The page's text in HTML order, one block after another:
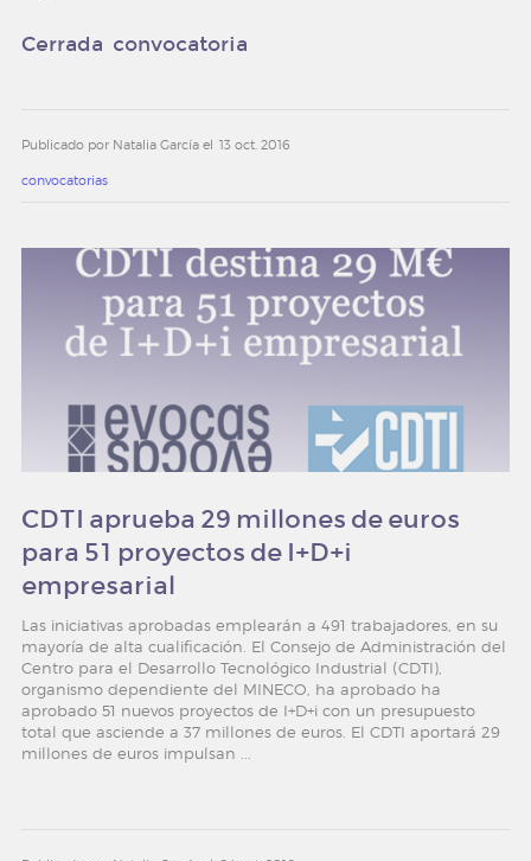
Cerrada convocatoria
Publicado por Natalia García el 13 oct. 2016
convocatorias
CDTI aprueba 29 millones de euros
para 51 proyectos de I+D+i
empresarial
Las iniciativas aprobadas emplearán a 491 trabajadores, en su
mayoría de alta cualificación. El Consejo de Administración del
Centro para el Desarrollo Tecnológico Industrial (CDTI),
organismo dependiente del MINECO, ha aprobado ha
aprobado 51 nuevos proyectos de I+D+i con un presupuesto
total que asciende a 37 millones de euros. El CDTI aportará 29
millones de euros impulsan ...